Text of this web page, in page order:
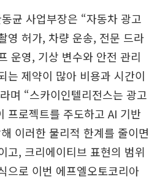
균 사업부장은 “자동차 광고
영 허가, 차량 운송, 전문 드라
운영, 기상 변수와 안전 관리
는 제약이 많아 비용과 시간이
며 “스카이인텔리전스는 광고
프로젝트를 주도하고 AI 기반
이러한 물리적 한계를 줄이면
고, 크리에이티브 표현의 범위
으로 이번 에프엘오토코리아